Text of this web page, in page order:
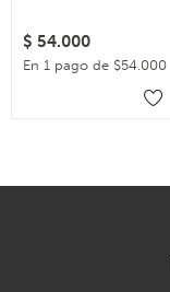
$ 54.000
En 1 pago de $54.000